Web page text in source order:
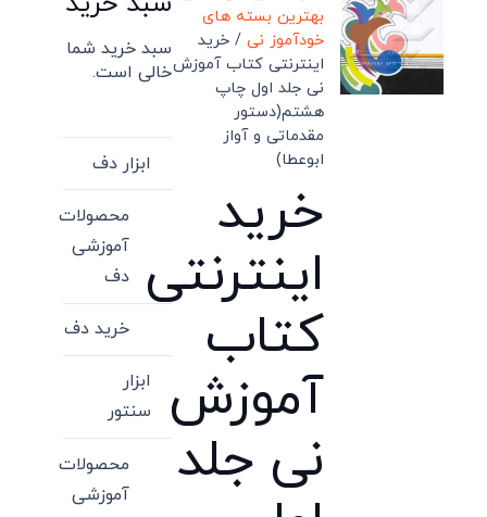
بهترین بسته های
خودآموز نی / خرید
اینترنتی کتاب آموزش
نی جلد اول چاپ
هشتم(دستور
مقدماتی و آواز
ابوعطا)
خرید
اینترنتی
کتاب
آموزش
نی جلد
سبد خرید شما
خالی است.
ابزار دف
محصولات
آموزشی
دف
خرید دف
ابزار
سنتور
محصولات
آموزشی